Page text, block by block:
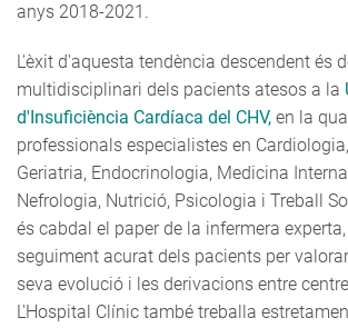
anys 2018-2021.
L'èxit d'aquesta tendència descendent és
multidisciplinari dels pacients atesos a la
d'Insuficiència Cardíaca del CHV, en la
professionals especialistes en
Geriatria, Endocrinologia, Medicina
Nefrologia, Nutrició, Psicologia i Treball
és cabdal el paper de la infermera
seguiment acurat dels pacients per
seva evolució i les derivacions entre
L'Hospital Clínic també treballa